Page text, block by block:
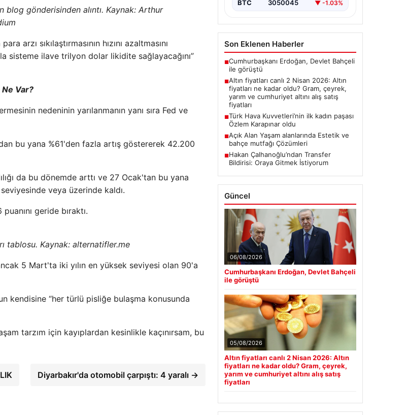
blog gönderisinden alıntı. Kaynak: Arthur
arzı sıkılaştırmasının hızını azaltmasını
sisteme ilave trilyon dolar likidite sağlayacağını”
Var?
nedeninin yarılanmanın yanı sıra Fed ve
bu yana %61'den fazla artış göstererek 42.200
da bu dönemde arttı ve 27 Ocak'tan bu yana
veya üzerinde kaldı.
geride bıraktı.
tablosu. Kaynak: alternatifler.me
5 Mart'ta iki yılın en yüksek seviyesi olan 90'a
kendisine “her türlü pisliğe bulaşma konusunda
tarzım için kayıplardan kesinlikle kaçınırsam, bu
Diyarbakır'da otomobil çarpıştı: 4 yaralı →
BTC 3050045 ▼ -1.03%
Son Eklenen Haberler
■Cumhurbaşkanı Erdoğan, Devlet Bahçeli
ile görüştü
■Altın fiyatları canlı 2 Nisan 2026: Altın
fiyatları ne kadar oldu? Gram, çeyrek,
yarım ve cumhuriyet altını alış satış
fiyatları
■Türk Hava Kuvvetleri’nin ilk kadın paşası
Özlem Karapınar oldu
■Açık Alan Yaşam alanlarında Estetik ve
bahçe mutfağı Çözümleri
■Hakan Çalhanoğlu’ndan Transfer
Bildirisi: Oraya Gitmek İstiyorum
Güncel
06/08/2026
Cumhurbaşkanı Erdoğan, Devlet Bahçeli
ile görüştü
05/08/2026
Altın fiyatları canlı 2 Nisan 2026: Altın
fiyatları ne kadar oldu? Gram, çeyrek,
yarım ve cumhuriyet altını alış satış
fiyatları